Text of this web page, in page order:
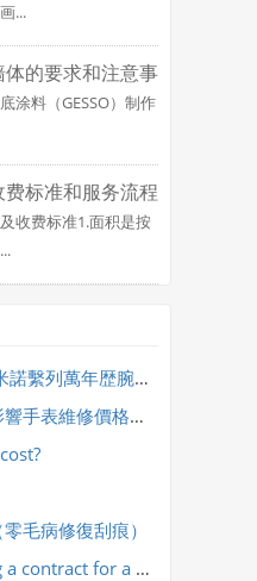
...
的要求和注意事
涂料（GESSO）制作
标准和服务流程
收费标准1.面积是按
年歴腕錶 PAM00742
價格的主要因素）
毛病修復刮痕）
a wedding company